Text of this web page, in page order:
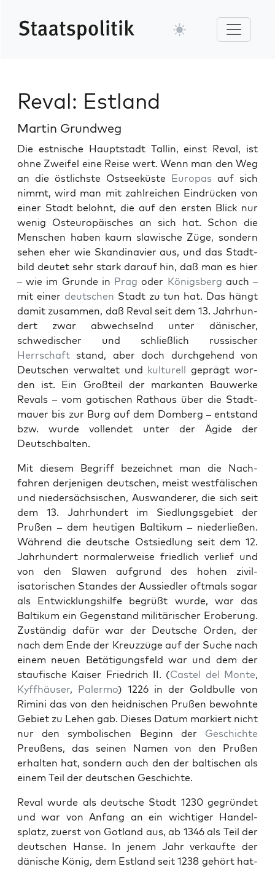
Reval: Estland
Martin Grundweg
Die est­nis­che Haupt­stadt Tallin, einst Reval, ist
ohne Zweifel eine Reise wert. Wenn man den Weg
an die östlich­ste Ost­seeküste Europas auf sich
nimmt, wird man mit zahlre­ichen Ein­drück­en von
ein­er Stadt belohnt, die auf den ersten Blick nur
wenig Osteu­ropäis­ches an sich hat. Schon die
Men­schen haben kaum slaw­is­che Züge, son­dern
sehen eher wie Skan­di­navier aus, und das Stadt­
bild deutet sehr stark darauf hin, daß man es hier
– wie im Grunde in Prag oder Königs­berg auch –
mit ein­er deutschen Stadt zu tun hat. Das hängt
damit zusam­men, daß Reval seit dem 13. Jahrhun­
dert zwar abwech­sel­nd unter dänis­ch­er,
schwedis­ch­er und schließlich rus­sis­ch­er
Herrschaft stand, aber doch durchge­hend von
Deutschen ver­wal­tet und kul­turell geprägt wor­
den ist. Ein Großteil der markan­ten Bauw­erke
Revals – vom gotis­chen Rathaus über die Stadt­
mauer bis zur Burg auf dem Domberg – ent­stand
bzw. wurde vol­len­det unter der Ägide der
Deutschbal­ten.
Mit diesem Begriff beze­ich­net man die Nach­
fahren der­jeni­gen deutschen, meist west­fälis­chen
und nieder­säch­sis­chen, Auswan­der­er, die sich seit
dem 13. Jahrhun­dert im Sied­lungs­ge­bi­et der
Prußen – dem heuti­gen Baltikum – nieder­ließen.
Während die deutsche Ost­sied­lung seit dem 12.
Jahrhun­dert nor­maler­weise friedlich ver­lief und
von den Slawen auf­grund des hohen zivil­
isatorischen Standes der Aussiedler oft­mals sog­ar
als Entwick­lung­shil­fe begrüßt wurde, war das
Baltikum ein Gegen­stand mil­itärisch­er Eroberung.
Zuständig dafür war der Deutsche Orden, der
nach dem Ende der Kreuz­züge auf der Suche nach
einem neuen Betä­ti­gungs­feld war und dem der
stau­fis­che Kaiser Friedrich II. (Cas­tel del Monte,
Kyffhäuser, Paler­mo) 1226 in der Gold­bulle von
Rim­i­ni das von den hei­d­nis­chen Prußen bewohnte
Gebi­et zu Lehen gab. Dieses Datum markiert nicht
nur den sym­bol­is­chen Beginn der Geschichte
Preußens, das seinen Namen von den Prußen
erhal­ten hat, son­dern auch den der baltischen als
einem Teil der deutschen Geschichte.
Reval wurde als deutsche Stadt 1230 gegrün­det
und war von Anfang an ein wichtiger Han­del­
splatz, zuerst von Got­land aus, ab 1346 als Teil der
deutschen Hanse. In jen­em Jahr verkaufte der
dänis­che König, dem Est­land seit 1238 gehört hat­